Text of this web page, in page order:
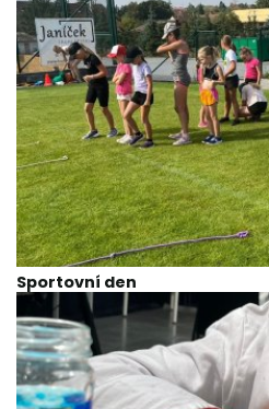
Sportovní den